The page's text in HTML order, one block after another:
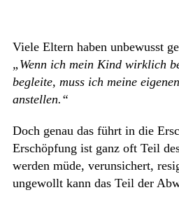
Viele Eltern haben unbewusst
„Wenn ich mein Kind wirklich
begleite, muss ich meine
anstellen.“
Doch genau das führt in die
Erschöpfung ist ganz oft Teil
werden müde, verunsichert,
ungewollt kann das Teil der